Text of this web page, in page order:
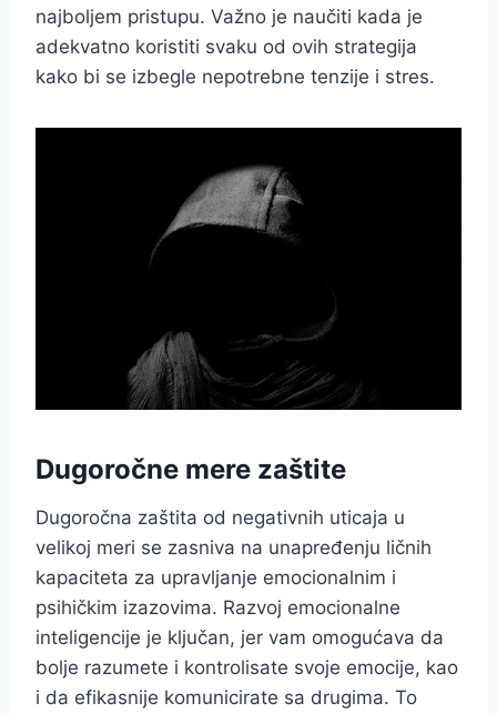
najboljem pristupu. Važno je naučiti kada je
adekvatno koristiti svaku od ovih strategija
kako bi se izbegle nepotrebne tenzije i stres.
Dugoročne mere zaštite
Dugoročna zaštita od negativnih uticaja u
velikoj meri se zasniva na unapređenju ličnih
kapaciteta za upravljanje emocionalnim i
psihičkim izazovima. Razvoj emocionalne
inteligencije je ključan, jer vam omogućava da
bolje razumete i kontrolisate svoje emocije, kao
i da efikasnije komunicirate sa drugima. To